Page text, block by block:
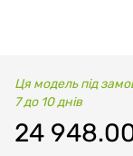
Ця модель під
7 до 10 днів
24